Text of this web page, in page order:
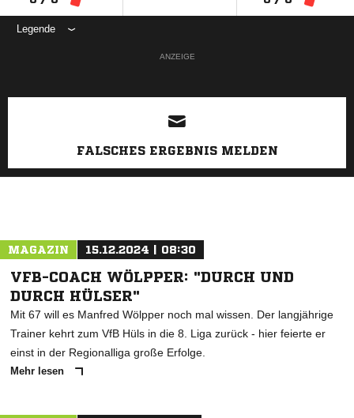
Legende
ANZEIGE
FALSCHES ERGEBNIS MELDEN
MAGAZIN 15.12.2024 | 08:30
VFB-COACH WÖLPPER: "DURCH UND
DURCH HÜLSER"
Mit 67 will es Manfred Wölpper noch mal wissen. Der langjährige
Trainer kehrt zum VfB Hüls in die 8. Liga zurück - hier feierte er
einst in der Regionalliga große Erfolge.
Mehr lesen